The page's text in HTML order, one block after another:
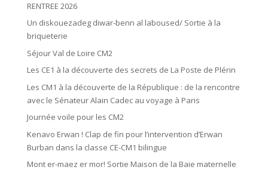
RENTREE 2026
Un diskouezadeg diwar-benn al laboused/ Sortie à la
briqueterie
Séjour Val de Loire CM2
Les CE1 à la découverte des secrets de La Poste de Plérin
Les CM1 à la découverte de la République : de la rencontre
avec le Sénateur Alain Cadec au voyage à Paris
Journée voile pour les CM2
Kenavo Erwan ! Clap de fin pour l’intervention d’Erwan
Burban dans la classe CE-CM1 bilingue
Mont er-maez er mor! Sortie Maison de la Baie maternelle